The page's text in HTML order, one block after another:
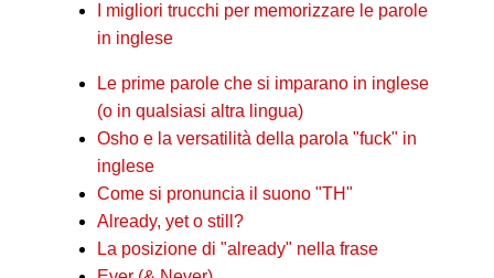
I migliori trucchi per memorizzare le parole
in inglese
Le prime parole che si imparano in inglese
(o in qualsiasi altra lingua)
Osho e la versatilità della parola "fuck" in
inglese
Come si pronuncia il suono "TH"
Already, yet o still?
La posizione di "already" nella frase